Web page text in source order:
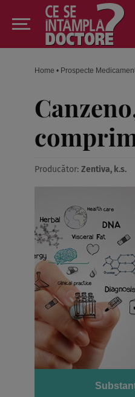
Home • Prospecte
Producător: Zentiva, k.s.